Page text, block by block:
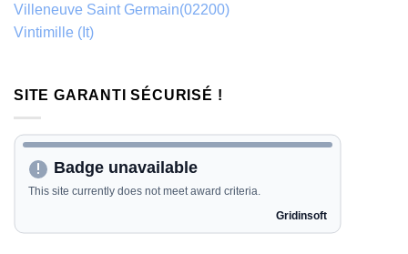
Villeneuve Saint Germain(02200)
Vintimille (It)
SITE GARANTI SÉCURISÉ !